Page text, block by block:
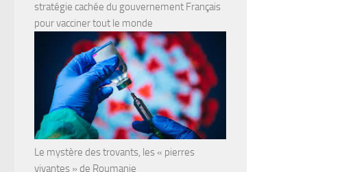
stratégie cachée du gouvernement Français
pour vacciner tout le monde
Le mystère des trovants, les « pierres
vivantes » de Roumanie